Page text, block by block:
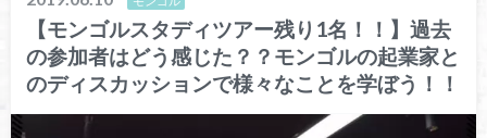
【モンゴルスタディツアー残り1名！！】過去
の参加者はどう感じた？？モンゴルの起業家と
のディスカッションで様々なことを学ぼう！！